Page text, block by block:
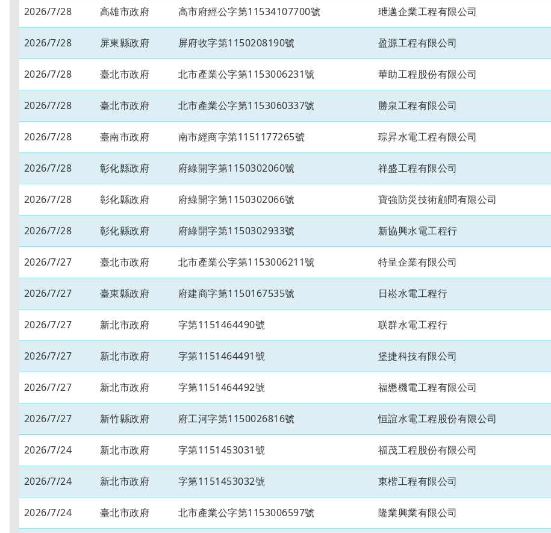
2026/7/28 高雄市政府 高市府經公字第11534107700號 玴邁企業工程有限公司
2026/7/28 屏東縣政府 屏府收字第1150208190號 盈源工程有限公司
2026/7/28 臺北市政府 北市產業公字第1153006231號 華助工程股份有限公司
2026/7/28 臺北市政府 北市產業公字第1153060337號 勝泉工程有限公司
2026/7/28 臺南市政府 南市經商字第1151177265號 琮昇水電工程有限公司
2026/7/28 彰化縣政府 府綠開字第1150302060號 祥盛工程有限公司
2026/7/28 彰化縣政府 府綠開字第1150302066號 寶強防災技術顧問有限公司
2026/7/28 彰化縣政府 府綠開字第1150302933號 新協興水電工程行
2026/7/27 臺北市政府 北市產業公字第1153006211號 特呈企業有限公司
2026/7/27 臺東縣政府 府建商字第1150167535號 日崧水電工程行
2026/7/27 新北市政府 字第1151464490號 联群水電工程行
2026/7/27 新北市政府 字第1151464491號 堡捷科技有限公司
2026/7/27 新北市政府 字第1151464492號 福懋機電工程有限公司
2026/7/27 新竹縣政府 府工河字第1150026816號 恒誼水電工程股份有限公司
2026/7/24 新北市政府 字第1151453031號 福茂工程股份有限公司
2026/7/24 新北市政府 字第1151453032號 東楷工程有限公司
2026/7/24 臺北市政府 北市產業公字第1153006597號 隆業興業有限公司